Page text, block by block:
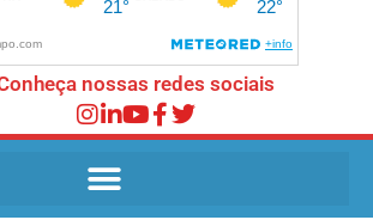
nossas redes sociais